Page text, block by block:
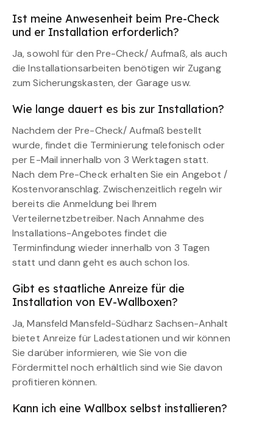
Ist meine Anwesenheit beim Pre-Check
und er Installation erforderlich?
Ja, sowohl für den Pre-Check/ Aufmaß, als auch
die Installationsarbeiten benötigen wir Zugang
zum Sicherungskasten, der Garage usw.
Wie lange dauert es bis zur Installation?
Nachdem der Pre-Check/ Aufmaß bestellt
wurde, findet die Terminierung telefonisch oder
per E-Mail innerhalb von 3 Werktagen statt.
Nach dem Pre-Check erhalten Sie ein Angebot /
Kostenvoranschlag. Zwischenzeitlich regeln wir
bereits die Anmeldung bei Ihrem
Verteilernetzbetreiber. Nach Annahme des
Installations-Angebotes findet die
Terminfindung wieder innerhalb von 3 Tagen
statt und dann geht es auch schon los.
Gibt es staatliche Anreize für die
Installation von EV-Wallboxen?
Ja, Mansfeld Mansfeld-Südharz Sachsen-Anhalt
bietet Anreize für Ladestationen und wir können
Sie darüber informieren, wie Sie von die
Fördermittel noch erhältlich sind wie Sie davon
profitieren können.
Kann ich eine Wallbox selbst installieren?